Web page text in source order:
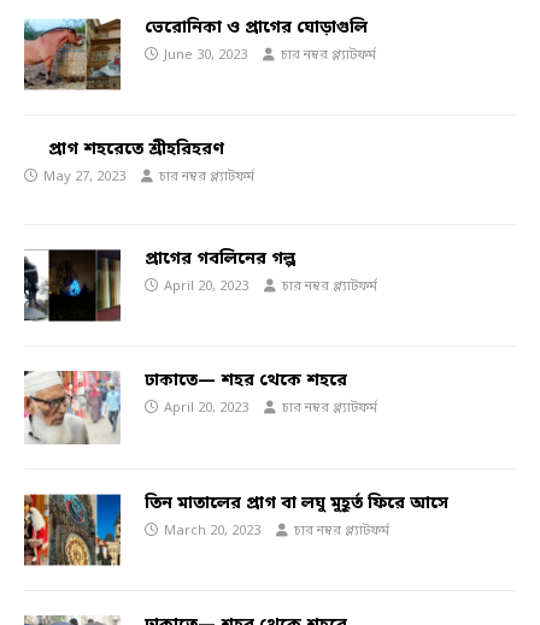
ভেরোনিকা ও প্রাগের ঘোড়াগুলি
June 30, 2023 চার নম্বর প্ল্যাটফর্ম
প্রাগ শহরেতে শ্রীহরিহরণ
May 27, 2023 চার নম্বর প্ল্যাটফর্ম
প্রাগের গবলিনের গল্প
April 20, 2023 চার নম্বর প্ল্যাটফর্ম
ঢাকাতে— শহর থেকে শহরে
April 20, 2023 চার নম্বর প্ল্যাটফর্ম
তিন মাতালের প্রাগ বা লঘু মুহূর্ত ফিরে আসে
March 20, 2023 চার নম্বর প্ল্যাটফর্ম